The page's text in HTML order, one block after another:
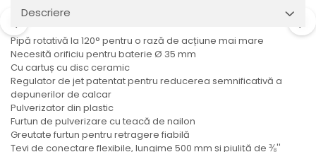
Descriere
Pipă rotativă la 120° pentru o rază de acțiune mai mare
Necesită orificiu pentru baterie Ø 35 mm
Cu cartuș cu disc ceramic
Regulator de jet patentat pentru reducerea semnificativă a
depunerilor de calcar
Pulverizator din plastic
Furtun de pulverizare cu teacă de nailon
Greutate furtun pentru retragere fiabilă
Țevi de conectare flexibile, lungime 500 mm și piuliță de ⅜''